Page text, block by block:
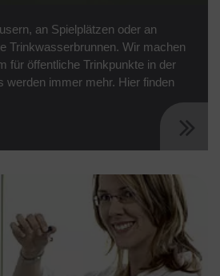
an Spielplätzen oder an
Trinkwasserbrunnen. Wir machen
für öffentliche Trinkpunkte in der
werden immer mehr. Hier finden